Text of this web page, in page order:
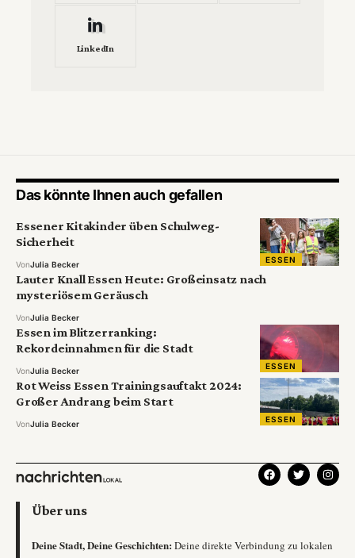
LinkedIn
Das könnte Ihnen auch gefallen
ESSEN
Essener Kitakinder üben Schulweg-
Sicherheit
VonJulia Becker
Lauter Knall Essen Heute: Großeinsatz nach
mysteriösem Geräusch
VonJulia Becker
ESSEN
Essen im Blitzerranking:
Rekordeinnahmen für die Stadt
VonJulia Becker
ESSEN
Rot Weiss Essen Trainingsauftakt 2024:
Großer Andrang beim Start
VonJulia Becker
Über uns
Deine Stadt, Deine Geschichten: Deine direkte Verbindung zu lokalen